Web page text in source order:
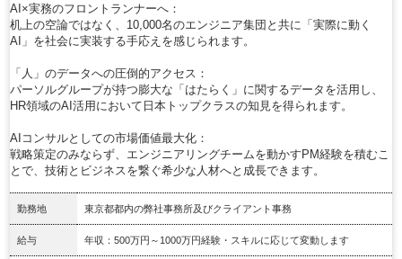
AI×実務のフロントランナーへ：
机上の空論ではなく、10,000名のエンジニア集団と共に「実際に動く
AI」を社会に実装する手応えを感じられます。
「人」のデータへの圧倒的アクセス：
パーソルグループが持つ膨大な「はたらく」に関するデータを活用し、
HR領域のAI活用において日本トップクラスの知見を得られます。
AIコンサルとしての市場価値最大化：
戦略策定のみならず、エンジニアリングチームを動かすPM経験を積むこ
とで、技術とビジネスを繋ぐ希少な人材へと成長できます。
勤務地 東京都都内の弊社事務所及びクライアント事務
給与 年収：500万円～1000万円経験・スキルに応じて変動します